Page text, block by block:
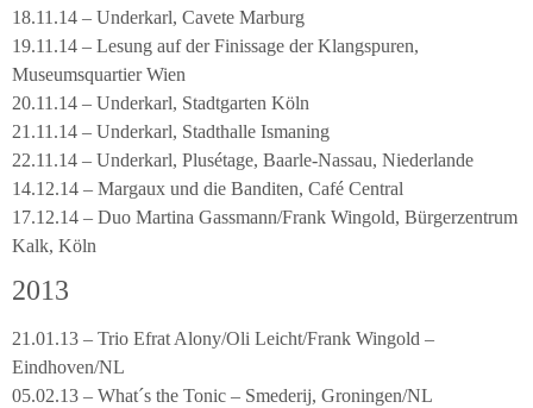
18.11.14 – Underkarl, Cavete Marburg
19.11.14 – Lesung auf der Finissage der Klangspuren,
Museumsquartier Wien
20.11.14 – Underkarl, Stadtgarten Köln
21.11.14 – Underkarl, Stadthalle Ismaning
22.11.14 – Underkarl, Plusétage, Baarle-Nassau, Niederlande
14.12.14 – Margaux und die Banditen, Café Central
17.12.14 – Duo Martina Gassmann/Frank Wingold, Bürgerzentrum
Kalk, Köln
2013
21.01.13 – Trio Efrat Alony/Oli Leicht/Frank Wingold –
Eindhoven/NL
05.02.13 – What´s the Tonic – Smederij, Groningen/NL